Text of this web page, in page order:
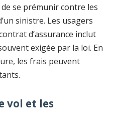
se prémunir contre les
sinistre. Les usagers
d’assurance inclut
exigée par la loi. En
les frais peuvent
vol et les